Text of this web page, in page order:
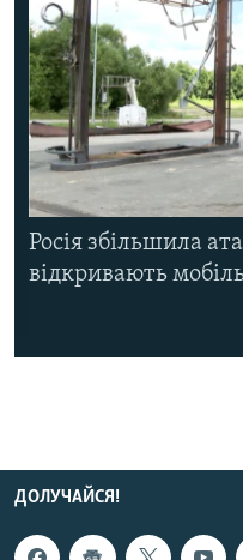
Росія збільшила
відкривають
ДОЛУЧАЙСЯ!